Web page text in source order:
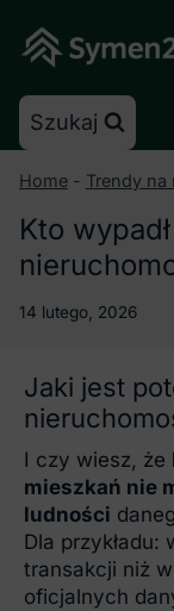
content
Szukaj
Home - Trendy
Kto
14 lutego, 2026
Jaki jest
I czy wiesz, że
mieszkań nie
ludności
Dla przykładu:
transakcji niż
oficjalnych